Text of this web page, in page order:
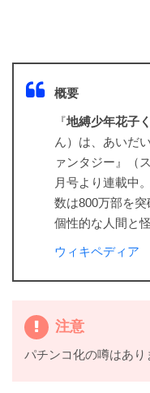
概要
『地縛少年花子
ん）は、あいだ
ァンタジー』（
月号より連載中
数は800万部を
個性的な人間と
ウィキペディア
注意
パチンコ化の噂はあり